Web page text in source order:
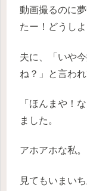
動画撮るのに
たー！どうし
夫に、「いや
ね？」と言わ
「ほんまや！
ました。
アホアホな私。
見てもいまい